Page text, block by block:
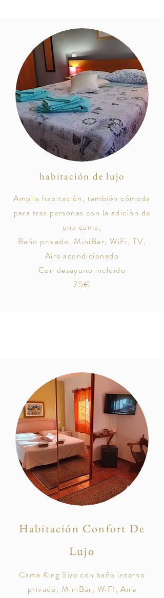
habitación de lujo
Amplia habitación, también cómoda
para tres personas con la adición de
una cama,
Baño privado, MiniBar, WiFi, TV,
Aire acondicionado
Con desayuno incluido
75€
Habitación Confort De
Lujo
Cama King Size con baño interno
privado, MiniBar, WiFI, Aire